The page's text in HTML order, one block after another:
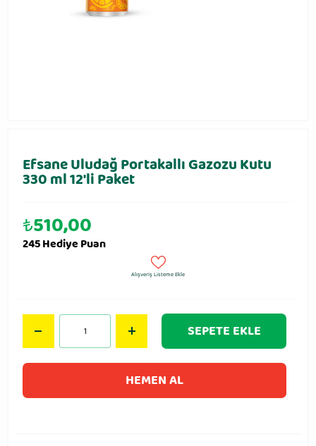
Efsane Uludağ Portakallı Gazozu Kutu
330 ml 12′li Paket
₺510,00
245 Hediye Puan
Alışveriş Listeme Ekle
SEPETE EKLE
HEMEN AL